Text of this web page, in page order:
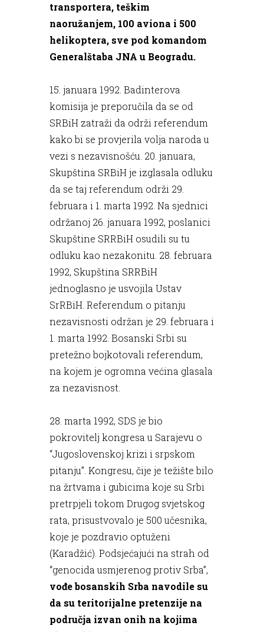
transportera, teškim
naoružanjem, 100 aviona i 500
helikoptera, sve pod komandom
Generalštaba JNA u Beogradu.
15. januara 1992. Badinterova
komisija je preporučila da se od
SRBiH zatraži da održi referendum
kako bi se provjerila volja naroda u
vezi s nezavisnošću. 20. januara,
Skupština SRBiH je izglasala odluku
da se taj referendum održi 29.
februara i 1. marta 1992. Na sjednici
održanoj 26. januara 1992, poslanici
Skupštine SRRBiH osudili su tu
odluku kao nezakonitu. 28. februara
1992, Skupština SRRBiH
jednoglasno je usvojila Ustav
SrRBiH. Referendum o pitanju
nezavisnosti održan je 29. februara i
1. marta 1992. Bosanski Srbi su
pretežno bojkotovali referendum,
na kojem je ogromna većina glasala
za nezavisnost.
28. marta 1992, SDS je bio
pokrovitelj kongresa u Sarajevu o
“Jugoslovenskoj krizi i srpskom
pitanju”. Kongresu, čije je težište bilo
na žrtvama i gubicima koje su Srbi
pretrpjeli tokom Drugog svjetskog
rata, prisustvovalo je 500 učesnika,
koje je pozdravio optuženi
(Karadžić). Podsjećajući na strah od
“genocida usmjerenog protiv Srba”,
vođe bosanskih Srba navodile su
da su teritorijalne pretenzije na
područja izvan onih na kojima